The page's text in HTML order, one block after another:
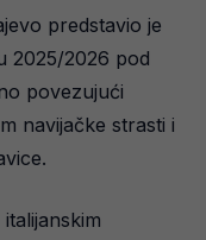
predstavio je
2025/2026 pod
povezujući
navijačke strasti i